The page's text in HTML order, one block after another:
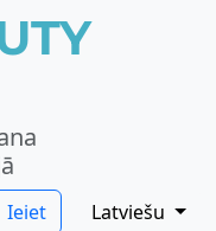
Ieiet Latviešu